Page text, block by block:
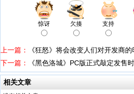
惊讶 欠揍 支持
上一篇：
《狂怒》将会改变人们对开发商的
下一篇：
《黑色洛城》PC版正式敲定发售
相关文章